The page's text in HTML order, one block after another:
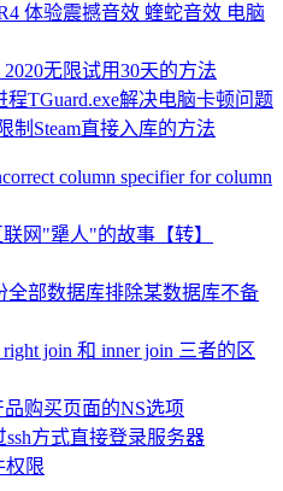
体验震撼音效 蝰蛇音效 电脑
2020无限试用30天的方法
TGuard.exe解决电脑卡顿问题
制Steam直接入库的方法
column specifier for column
网"犟人"的故事【转】
全部数据库排除某数据库不备
join 和 inner join 三者的区
购买页面的NS选项
方式直接登录服务器
权限